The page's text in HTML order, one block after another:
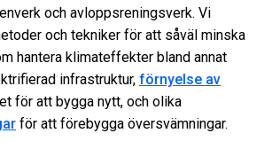
och avloppsreningsverk. Vi
och tekniker för att såväl minska
hantera klimateffekter bland annat
infrastruktur, förnyelse av
för att bygga nytt, och olika
för att förebygga översvämningar.